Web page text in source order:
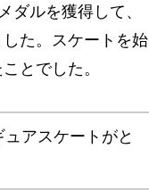
ルを獲得して、
た。スケートを始
とでした。
アスケートがと